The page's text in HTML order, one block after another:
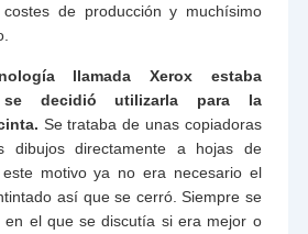
costes de producción y muchísimo
llamada Xerox estaba
se decidió utilizarla para la
Se trataba de unas copiadoras
dibujos directamente a hojas de
motivo ya no era necesario el
así que se cerró. Siempre se
en el que se discutía si era mejor o